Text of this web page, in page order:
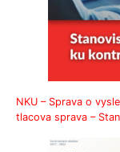
NKU – Sprava o
tlacova sprava –